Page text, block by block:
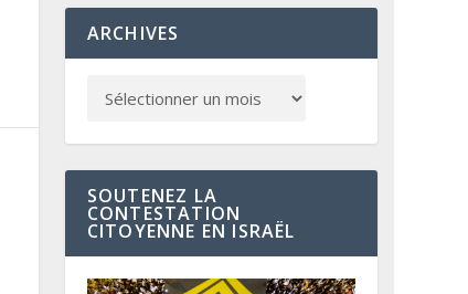
ARCHIVES
SOUTENEZ LA
CONTESTATION
CITOYENNE EN ISRAËL